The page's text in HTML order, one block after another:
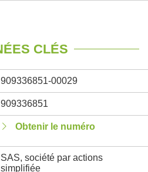
CLÉS
909336851-00029
909336851
Obtenir le numéro
SAS, société par actions
simplifiée